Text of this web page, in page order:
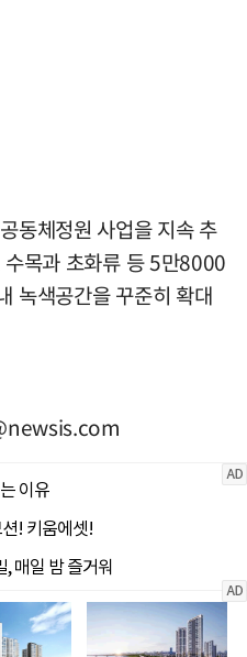
동체정원 사업을 지속 추
목과 초화류 등 5만8000
녹색공간을 꾸준히 확대